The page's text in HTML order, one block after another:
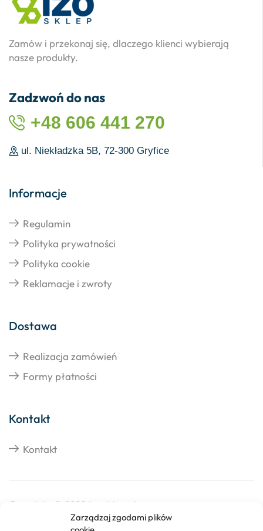
Zarządzaj zgodami plików
Zamów i przekonaj się, dlaczego klienci wybierają
nasze produkty.
Zadzwoń do nas
+48 606 441 270
ul. Niekładzka 5B, 72-300 Gryfice
Informacje
Regulamin
Polityka prywatności
Polityka cookie
Reklamacje i zwroty
Dostawa
Realizacja zamówień
Formy płatności
Kontakt
Kontakt
Copyright © 2026 Izosklep.pl